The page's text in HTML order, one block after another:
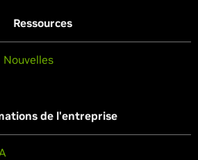
Ressources
Nouvelles
de l'entreprise